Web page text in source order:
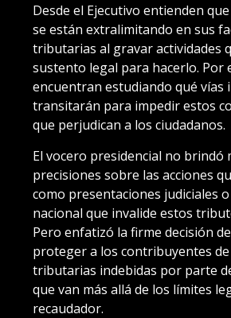
Desde el Ejecutivo entienden
se están extralimitando en sus
tributarias al gravar actividades
sustento legal para hacerlo. Por
encuentran estudiando qué vías
transitarán para impedir estos
que perjudican a los ciudadanos.
El vocero presidencial no brindó
precisiones sobre las acciones
como presentaciones judiciales
nacional que invalide estos
Pero enfatizó la firme decisión
proteger a los contribuyentes de
tributarias indebidas por parte
que van más allá de los límites
recaudador.